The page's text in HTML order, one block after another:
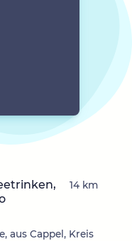
aus Cappel, Kreis
14 km